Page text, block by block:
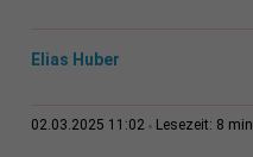
Elias Huber
02.03.2025 11:02 Lesezeit: 8 min